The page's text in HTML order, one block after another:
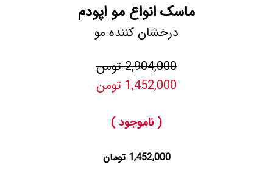
ماسک انواع مو اپودم
درخشان کننده مو
2,904,000 تومن
1,452,000 تومن
( ناموجود )
1,452,000 تومان